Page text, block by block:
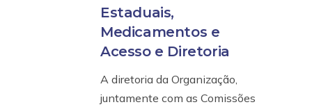
Estaduais,
Medicamentos e
Acesso e Diretoria
A diretoria da Organização,
juntamente com as Comissões